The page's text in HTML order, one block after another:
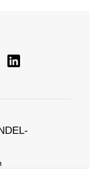
K